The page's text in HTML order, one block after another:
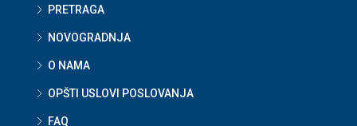
PRETRAGA
NOVOGRADNJA
O NAMA
OPŠTI USLOVI POSLOVANJA
FAQ